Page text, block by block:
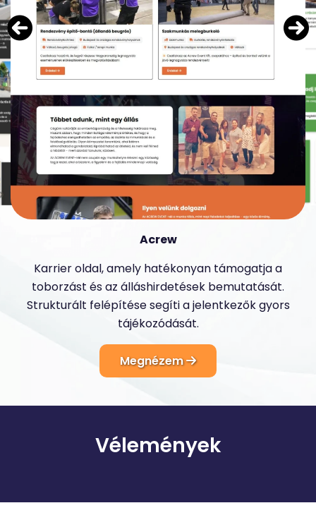
Acrew
Karrier oldal, amely hatékonyan támogatja a
toborzást és az álláshirdetések bemutatását.
Strukturált felépítése segíti a jelentkezők gyors
tájékozódását.
Megnézem
Vélemények